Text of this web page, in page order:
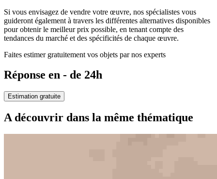
Si vous envisagez de vendre votre œuvre, nos spécialistes vous
guideront également à travers les différentes alternatives disponibles
pour obtenir le meilleur prix possible, en tenant compte des
tendances du marché et des spécificités de chaque œuvre.
Faites estimer gratuitement vos objets par nos experts
Réponse en - de 24h
Estimation gratuite
A découvrir dans la même thématique